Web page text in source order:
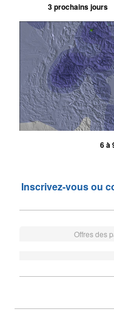
3 prochains jours
6 à
Inscrivez-vous ou
Offres des